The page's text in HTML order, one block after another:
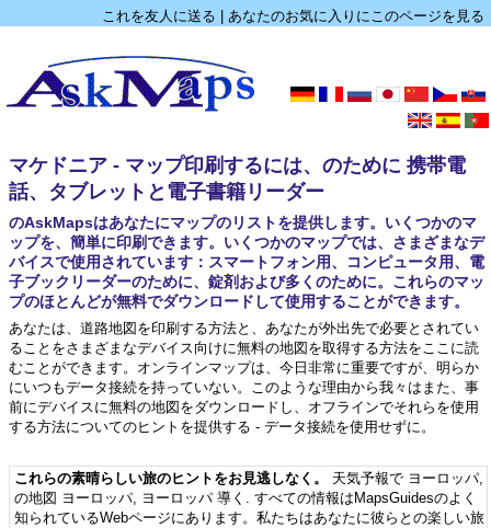
これを友人に送る あなたのお気に入りにこのページを見る
マケドニア - マップ印刷するには、のために 携帯電
話、タブレットと電子書籍リーダー
のAskMapsはあなたにマップのリストを提供します。いくつかのマ
ップを、簡単に印刷できます。いくつかのマップでは、さまざまなデ
バイスで使用されています：スマートフォン用、コンピュータ用、電
子ブックリーダーのために、錠剤および多くのために。これらのマッ
プのほとんどが無料でダウンロードして使用することができます。
あなたは、道路地図を印刷する方法と、あなたが外出先で必要とされてい
ることをさまざまなデバイス向けに無料の地図を取得する方法をここに読
むことができます。オンラインマップは、今日非常に重要ですが、明らか
にいつもデータ接続を持っていない。このような理由から我々はまた、事
前にデバイスに無料の地図をダウンロードし、オフラインでそれらを使用
する方法についてのヒントを提供する - データ接続を使用せずに。
これらの素晴らしい旅のヒントをお見逃しなく。 天気予報で ヨーロッパ,
の地図 ヨーロッパ, ヨーロッパ 導く . すべての情報はMapsGuidesのよく
知られているWebページにあります。私たちはあなたに彼らとの楽しい旅